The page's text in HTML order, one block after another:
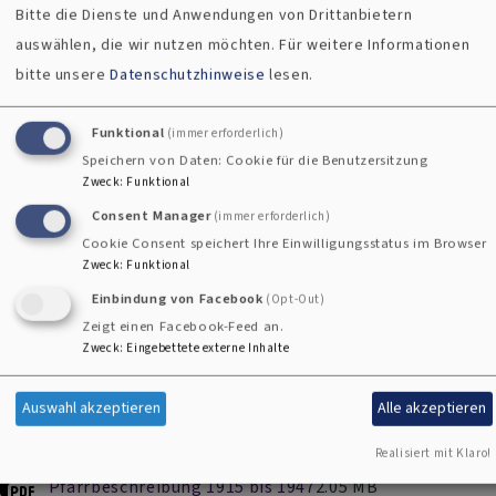
am Maxplatz 1
zusammengeschlossen.
Eine wahre Fundgrube für die Geschichte der Pfarrei Hof
stellen die beiden Pfarrbeschreibungen aus den Jahren bis
1915 und von 1915 bis 1947 dar, die von Pfarrer Johannes
Taig aus Hof abgeschrieben und in Dateien übertragen
wurden, sodass sie heute jedermann zugänglich sind. Sie
können Sie hier herunterladen:
Pfarrbeschreibung 1915
Pfarrbeschreibung 1915 bis 19472.05 MB
Bitte die Dienste und Anwendungen von Drittanbietern
auswählen, die wir nutzen möchten.Für weitere Informationen
bitte unsereDatenschutzhinweise lesen.
Funktional (immer erforderlich)
Speichern von Daten: Cookie für die Benutzersitzung
Zweck: Funktional
Consent Manager (immer erforderlich)
Cookie Consent speichert Ihre Einwilligungsstatus im Browser
Zweck: Funktional
Einbindung von Facebook (Opt-Out)
Zeigt einen Facebook-Feed an.
Zweck: Eingebettete externe Inhalte
Auswahl akzeptieren Alle akzeptieren
Realisiert mit Klaro!